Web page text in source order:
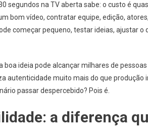
segundos na TV aberta sabe: o custo é
bom vídeo, contratar equipe, edição,
começar pequeno, testar ideias, ajustar
ideia pode alcançar milhares de
autenticidade muito mais do que produção
passar despercebido? Pois é.
a diferença